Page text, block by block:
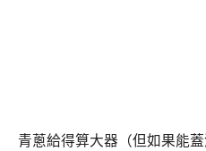
青蔥給得算大器（但如果能蓋